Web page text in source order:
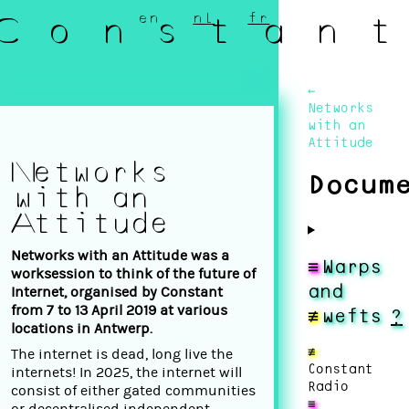
o n s t a n t
en nl fr